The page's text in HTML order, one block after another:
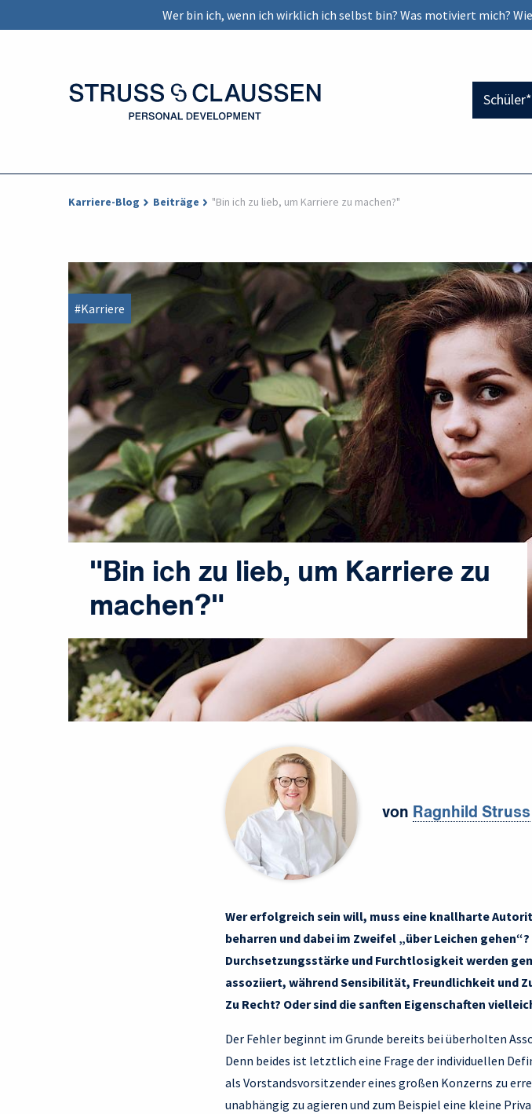
Wer bin ich, wenn ich wirklich ich selbst bin? Was motiviert mich?
Karriere-Blog Beiträge "Bin ich zu lieb, um Karriere zu machen?"
#Karriere
"Bin ich zu lieb, um Karriere zu
machen?"
von Ragnhild Struss
Wer erfolgreich sein will, muss eine knallharte
beharren und dabei im Zweifel „über Leichen
Durchsetzungsstärke und Furchtlosigkeit werden
assoziiert, während Sensibilität, Freundlichkeit und
Zu Recht? Oder sind die sanften Eigenschaften
Der Fehler beginnt im Grunde bereits bei überholten
Denn beides ist letztlich eine Frage der individuellen
als Vorstandsvorsitzender eines großen Konzerns zu
unabhängig zu agieren und zum Beispiel eine kleine